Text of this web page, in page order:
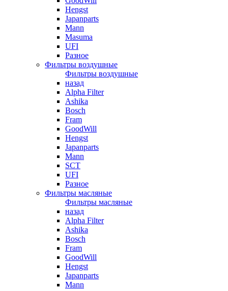
Hengst
Japanparts
Mann
Masuma
UFI
Разное
Фильтры воздушные
Фильтры воздушные
назад
Alpha Filter
Ashika
Bosch
Fram
GoodWill
Hengst
Japanparts
Mann
SCT
UFI
Разное
Фильтры масляные
Фильтры масляные
назад
Alpha Filter
Ashika
Bosch
Fram
GoodWill
Hengst
Japanparts
Mann